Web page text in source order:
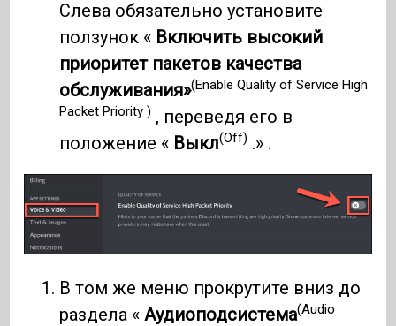
Слева обязательно установите
ползунок « Включить высокий
приоритет пакетов качества
обслуживания»(Enable Quality of Service High
Packet Priority ) , переведя его в
положение « Выкл(Off) .» .
В том же меню прокрутите вниз до
раздела «Аудиоподсистема(Audio